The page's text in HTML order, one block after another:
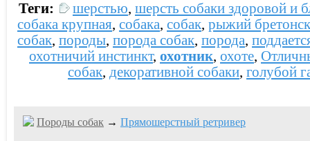
Теги: шерстью, шерсть собаки здоровой и
собака крупная, собака, собак, рыжий
собак, породы, порода собак, порода,
охотничий инстинкт, охотник, охоте,
собак, декоративной собаки, голубой
Породы собак → Прямошерстный ретривер